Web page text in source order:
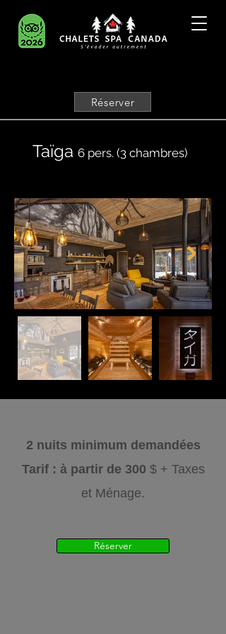
Réserver
Taïga 6 pers. (3 chambres)
2 nuits minimum demandées
Tarif : à partir de 300 $ + Taxes
et Ménage.
Réserver